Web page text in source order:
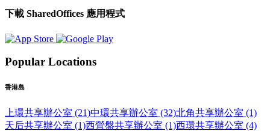
下載 SharedOffices 應用程式
Popular Locations
香港島
上環共享辦公室 (21)中環共享辦公室 (32)北角共享辦公室 (1)
天后共享辦公室 (1)西營盤共享辦公室 (1)西環共享辦公室 (4)